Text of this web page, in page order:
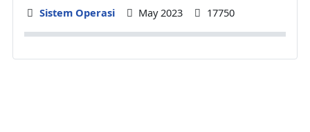
Details
Sistem Operasi May 2023 17750